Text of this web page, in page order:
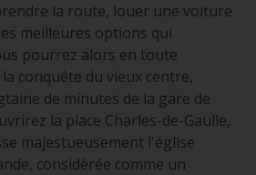
la route, louer une voiture
meilleures options qui
pourrez alors en toute
conquête du vieux centre,
de minutes de la gare de
la place Charles-de-Gaulle,
majestueusement l'église
considérée comme un